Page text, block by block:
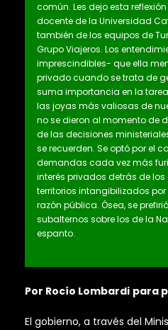
común. Les dejo esta
docente de la Universidad
también de los equipos de
Grupo Viajeros. Los
imprescindibles- que ella
privado cuando se trata de
suma importancia en la
las joyas más valiosas de
no se dieron al momento de
de las decisiones
se recuerden. Se optó por el
demandas cada vez más
interés privados detrás de
territorios intangibilizados
razón pública. Ósea, se
subalternos sobre los de la
espanto.
Por Rocío Lombardi para
El gobierno, a través del